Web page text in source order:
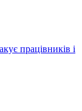
працівників і